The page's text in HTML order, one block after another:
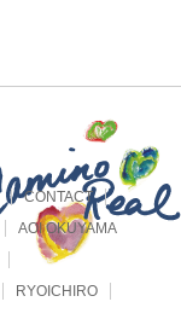
CONTACT
AOI OKUYAMA
RYOICHIRO